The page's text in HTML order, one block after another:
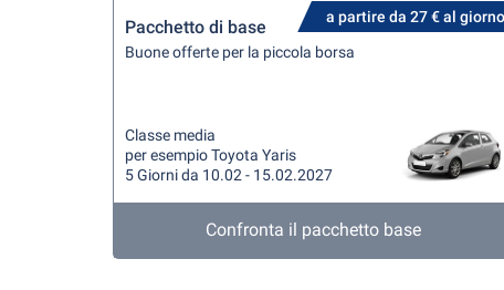
a partire da 27 € al giorno
Pacchetto di base
Buone offerte per la piccola borsa
Classe media
per esempio Toyota Yaris
5 Giorni da 10.02 - 15.02.2027
Confronta il pacchetto base